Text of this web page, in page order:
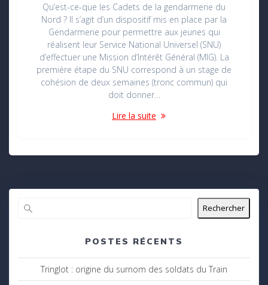
Qu’est-ce-que les Cadets de la gendarmerie du
Nord ? Il s’agit d’un dispositif mis en place par la
Gendarmerie pour permettre aux jeunes qui
réalisent leur Service National Universel (SNU)
d’effectuer une Mission d’Intérêt Général (MIG). La
première étape du SNU correspond à un stage de
cohésion de deux semaines (tronc commun) qui
doit donner…
Lire la suite
Rechercher
POSTES RÉCENTS
Tringlot : origine du surnom des soldats du Train